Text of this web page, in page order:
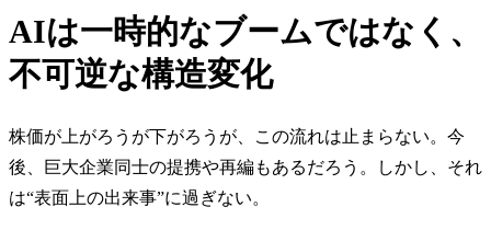
AIは一時的なブームではなく、
不可逆な構造変化
株価が上がろうが下がろうが、この流れは止まらない。今
後、巨大企業同士の提携や再編もあるだろう。しかし、それ
は“表面上の出来事”に過ぎない。